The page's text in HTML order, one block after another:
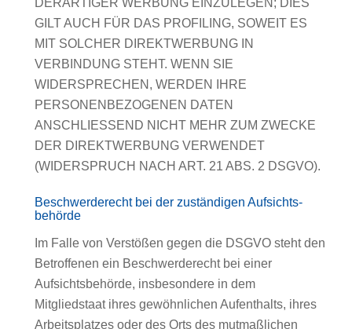
DERARTIGER WERBUNG EINZULEGEN; DIES
GILT AUCH FÜR DAS PROFILING, SOWEIT ES
MIT SOLCHER DIREKTWERBUNG IN
VERBINDUNG STEHT. WENN SIE
WIDERSPRECHEN, WERDEN IHRE
PERSONENBEZOGENEN DATEN
ANSCHLIESSEND NICHT MEHR ZUM ZWECKE
DER DIREKTWERBUNG VERWENDET
(WIDERSPRUCH NACH ART. 21 ABS. 2 DSGVO).
Beschwerde­recht bei der zuständigen Aufsichts­
behörde
Im Falle von Verstößen gegen die DSGVO steht den
Betroffenen ein Beschwerderecht bei einer
Aufsichtsbehörde, insbesondere in dem
Mitgliedstaat ihres gewöhnlichen Aufenthalts, ihres
Arbeitsplatzes oder des Orts des mutmaßlichen